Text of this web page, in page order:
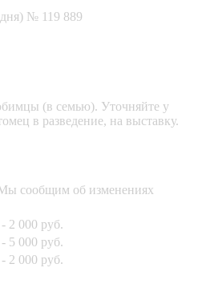
№ 119 889
(в семью). Уточняйте у
в разведение, на выставку.
сообщим об изменениях
- 2 000 руб.
- 5 000 руб.
- 2 000 руб.